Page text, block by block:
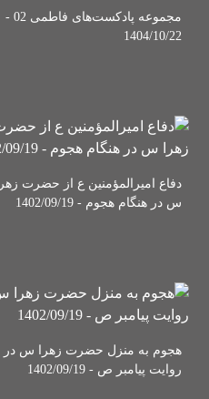
مجموعه پادکست‌های فاطمی 02 -
1404/10/22
دفاع امیرالمؤمنین ع از حضرت زهرا
س در هنگام هجوم - 1402/09/19
هجوم به منزل حضرت زهرا س در
روایت پیامبر ص - 1402/09/19